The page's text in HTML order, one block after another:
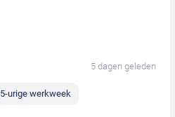
5 dagen geleden
urige werkweek